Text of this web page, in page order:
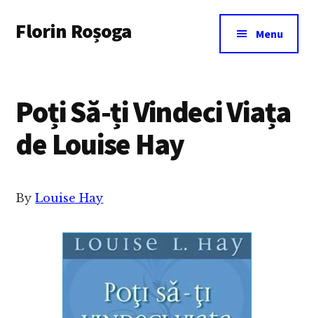
main
menu
Florin Roșoga Menu
Poți Să-ți Vindeci Viața
de Louise Hay
ByLouise Hay